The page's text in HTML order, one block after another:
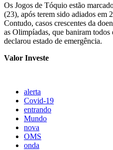
Os Jogos de Tóquio estão
(23), após terem sido adiados em
Contudo, casos crescentes da
as Olimpíadas, que baniram todos
declarou estado de emergência.
Valor Investe
alerta
Covid-19
entrando
Mundo
nova
OMS
onda